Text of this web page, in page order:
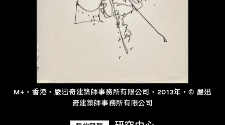
M+，香港，嚴迅奇建築師事務所有限公司，2013年，© 嚴迅
奇建築師事務所有限公司
關於M+藏品
探索世界頂級的二十及二十一世紀視覺
文化藏品。